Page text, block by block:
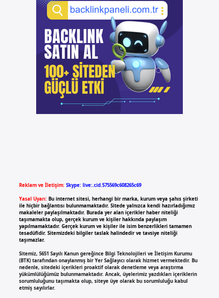
Reklam ve İletişim: Skype: live:.cid.575569c608265c69
Yasal Uyarı: Bu internet sitesi, herhangi bir marka, kurum veya şahıs şirketi
ile hiçbir bağlantısı bulunmamaktadır. Sitede yalnızca kendi hazırladığımız
makaleler paylaşılmaktadır. Burada yer alan içerikler haber niteliği
taşımamakta olup, gerçek kurum ve kişiler hakkında paylaşım
yapılmamaktadır. Gerçek kurum ve kişiler ile isim benzerlikleri tamamen
tesadüfidir. Sitemizdeki bilgiler taslak halindedir ve tavsiye niteliği
taşımazlar.
Sitemiz, 5651 Sayılı Kanun gereğince Bilgi Teknolojileri ve İletişim Kurumu
(BTK) tarafından onaylanmış bir Yer Sağlayıcı olarak hizmet vermektedir. Bu
nedenle, sitedeki içerikleri proaktif olarak denetleme veya araştırma
yükümlülüğümüz bulunmamaktadır. Ancak, üyelerimiz yazdıkları içeriklerin
sorumluluğunu taşımakta olup, siteye üye olarak bu sorumluluğu kabul
etmiş sayılırlar.